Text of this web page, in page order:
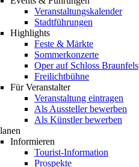
Veranstaltungskalender
Stadtführungen
Highlights
Feste & Märkte
Sommerkonzerte
Oper auf Schloss Braunfels
Freilichtbühne
Für Veranstalter
Veranstaltung eintragen
Als Aussteller bewerben
Als Künstler bewerben
Informieren
Tourist-Information
Prospekte